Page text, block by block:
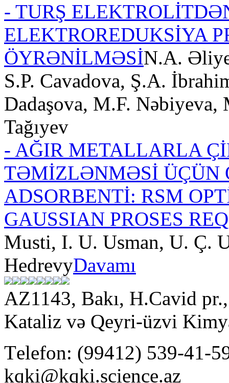
- TURŞ
ELEKTROREDUKSİYA
ÖYRƏNİLMƏSİN.A.
S.P. Cavadova, Ş.A.
Dadaşova, M.F.
Tağıyev
- AĞIR METALLARLA
TƏMİZLƏNMƏSİ ÜÇÜN
ADSORBENTİ: RSM
GAUSSIAN PROSES
Musti, I. U. Usman, U. Ç.
HedrevyDavamı
AZ1143, Bakı, H.Cavid
Kataliz və Qeyri-üzvi
Тelefon: (99412) 539-41-
kqki@kqki.science.az